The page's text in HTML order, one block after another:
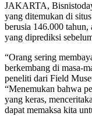
JAKARTA,
yang ditemukan di
berusia 146.000
yang diprediksi
“Orang sering
berkembang di masa-
peneliti dari Field
“Menemukan bahwa
yang keras,
dapat memaksa kita